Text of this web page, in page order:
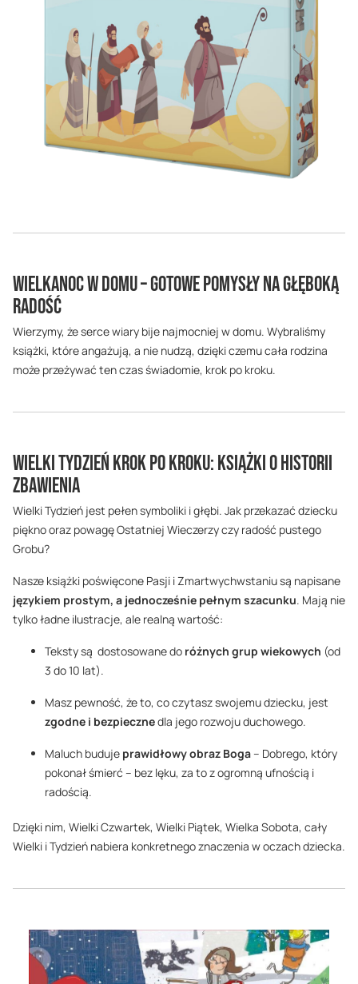
Wielkanoc w domu – gotowe pomysły na głęboką
radość
Wierzymy, że serce wiary bije najmocniej w domu. Wybraliśmy
książki, które angażują, a nie nudzą, dzięki czemu cała rodzina
może przeżywać ten czas świadomie, krok po kroku.
Wielki Tydzień krok po kroku: Książki o historii
Zbawienia
Wielki Tydzień jest pełen symboliki i głębi. Jak przekazać dziecku
piękno oraz powagę Ostatniej Wieczerzy czy radość pustego
Grobu?
Nasze książki poświęcone Pasji i Zmartwychwstaniu są napisane
językiem prostym, a jednocześnie pełnym szacunku. Mają nie
tylko ładne ilustracje, ale realną wartość:
Teksty są dostosowane do różnych grup wiekowych (od
3 do 10 lat).
Masz pewność, że to, co czytasz swojemu dziecku, jest
zgodne i bezpiecznedla jego rozwoju duchowego.
Maluch buduje prawidłowy obraz Boga– Dobrego, który
pokonał śmierć – bez lęku, za to z ogromną ufnością i
radością.
Dzięki nim, Wielki Czwartek, Wielki Piątek, Wielka Sobota, cały
Wielki i Tydzień nabiera konkretnego znaczenia w oczach dziecka.